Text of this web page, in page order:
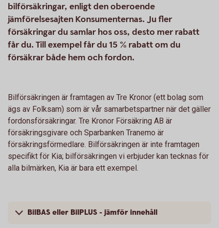
bilförsäkringar, enligt den oberoende
jämförelsesajten Konsumenternas. Ju fler
försäkringar du samlar hos oss, desto mer rabatt
får du. Till exempel får du 15 % rabatt om du
försäkrar både hem och fordon.
Bilförsäkringen är framtagen av Tre Kronor (ett bolag som
ägs av Folksam) som är vår samarbetspartner när det gäller
fordonsförsäkringar. Tre Kronor Försäkring AB är
försäkringsgivare och Sparbanken Tranemo är
försäkringsförmedlare. Bilförsäkringen är inte framtagen
specifikt för Kia; bilförsäkringen vi erbjuder kan tecknas för
alla bilmärken, Kia är bara ett exempel.
BilBAS eller BilPLUS - jämför innehåll